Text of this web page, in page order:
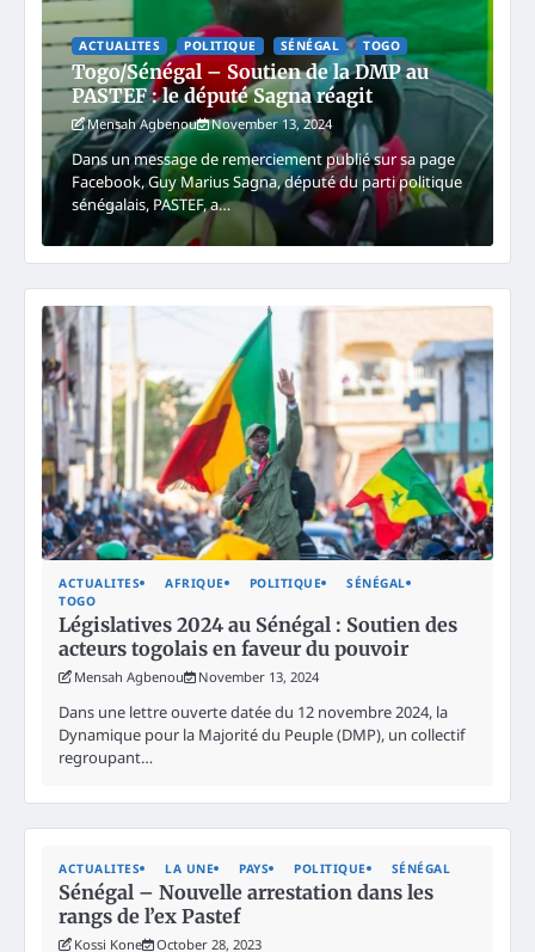
ACTUALITES POLITIQUE SÉNÉGAL TOGO
Togo/Sénégal – Soutien de la DMP au
PASTEF : le député Sagna réagit
Mensah Agbenou November 13, 2024
Dans un message de remerciement publié sur sa page
Facebook, Guy Marius Sagna, député du parti politique
sénégalais, PASTEF, a…
ACTUALITES AFRIQUE POLITIQUE
SÉNÉGAL
TOGO
Législatives 2024 au Sénégal : Soutien des
acteurs togolais en faveur du pouvoir
Mensah Agbenou November 13, 2024
Dans une lettre ouverte datée du 12 novembre 2024, la
Dynamique pour la Majorité du Peuple (DMP), un collectif
regroupant…
ACTUALITES LA UNE PAYS POLITIQUE SÉNÉGAL
Sénégal – Nouvelle arrestation dans les
rangs de l’ex Pastef
Kossi Kone October 28, 2023